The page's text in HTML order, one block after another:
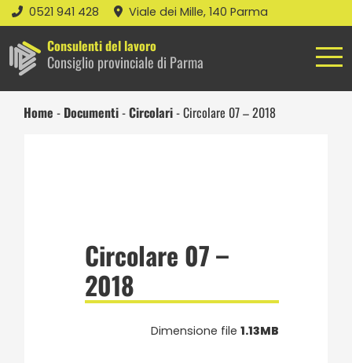
0521 941 428 Viale dei Mille, 140 Parma
Consulenti del lavoro
Consiglio provinciale di Parma
Home - Documenti-Circolari-Circolare 07 – 2018
Circolare 07 –
2018
Dimensione file 1.13MB